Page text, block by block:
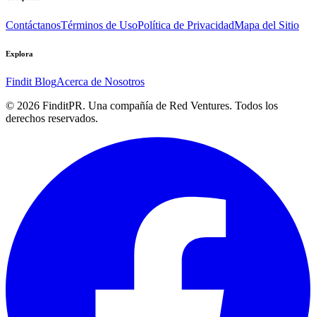
ContáctanosTérminos de UsoPolítica de PrivacidadMapa del Sitio
Explora
Findit BlogAcerca de Nosotros
© 2026 FinditPR. Una compañía de Red Ventures. Todos los
derechos reservados.